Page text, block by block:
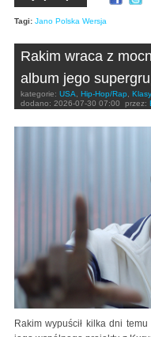
Tagi: Jano Polska Wersja
Rakim wraca z
album jego
kategorie: USA, Hip-Hop/Rap,
dodano: 2026-07-30 07:00 przez:
Rakim wypuścił kilka dni